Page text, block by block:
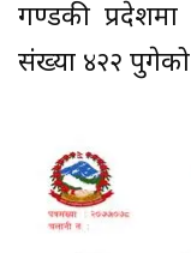
गण्डकी
संख्या ४२२